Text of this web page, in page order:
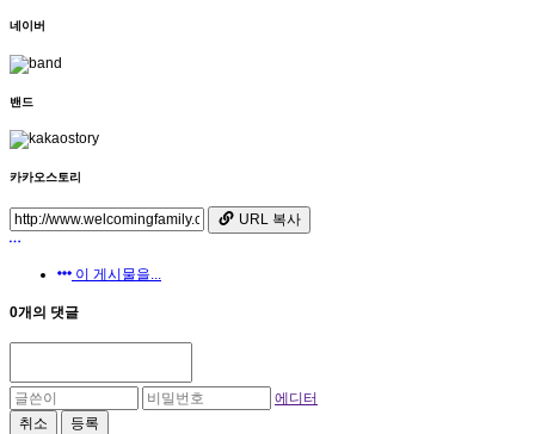
네이버
밴드
카카오스토리
URL 복사
이 게시물을...
0개의 댓글
에디터
취소
등록